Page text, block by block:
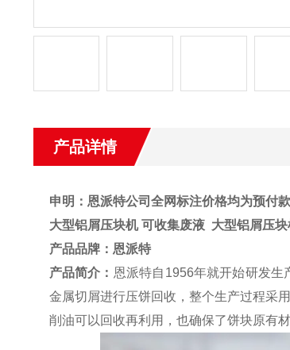
产品详情
申明：恩派特公司全网标注价格均为预付
大型铝屑压块机 可收集废液 大型铝屑压
产品品牌： 恩派特
产品简介： 恩派特自1956年就开始研发
金属切屑进行压饼回收，整个生产过程采
削油可以回收再利用，也确保了饼块原有